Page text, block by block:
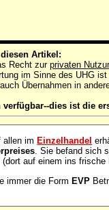
Artikel:
Recht zurprivaten
im Sinne des UHG
Übernahmen in
verfügbar--dies ist die
allen im Einzelhandel
. Sie befand sich
auf einem ins
immer die FormEVP